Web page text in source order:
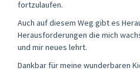
fortzulaufen.
Auch auf diesem Weg gibt es
Herausforderungen die mich
und mir neues lehrt.
Dankbar für meine wunderbaren